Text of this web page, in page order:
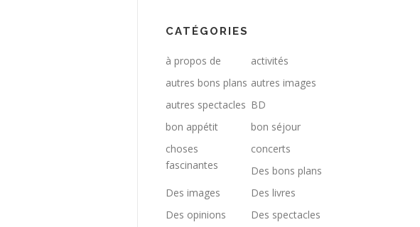
CATÉGORIES
à propos de
activités
autres bons plans autres images
autres spectacles BD
bon appétit
bon séjour
choses
fascinantes
concerts
Des bons plans
Des images
Des livres
Des opinions
Des spectacles